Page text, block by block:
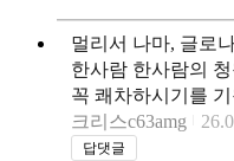
멀리서 나마, 글로
한사람 한사람의
꼭 쾌차하시기를
크리스c63amg
답댓글